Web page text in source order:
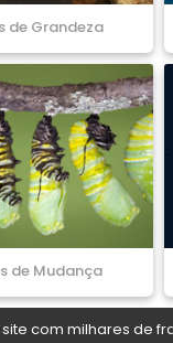
de Grandeza
de Mudança
com milhares de